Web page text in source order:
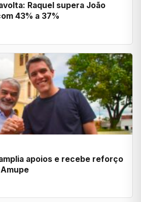
Raquel supera João
43% a 37%
apoios e recebe reforço